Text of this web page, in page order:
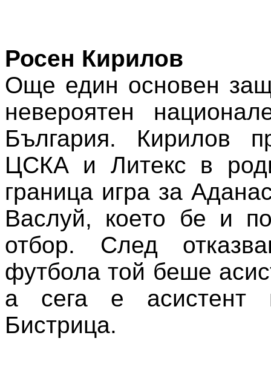
Росен Кирилов
Още един основен
невероятен
България. Кирилов
ЦСКА и Литекс в
граница игра за
Васлуй, което бе и
отбор. След
футбола той беше
а сега е асистент
Бистрица.